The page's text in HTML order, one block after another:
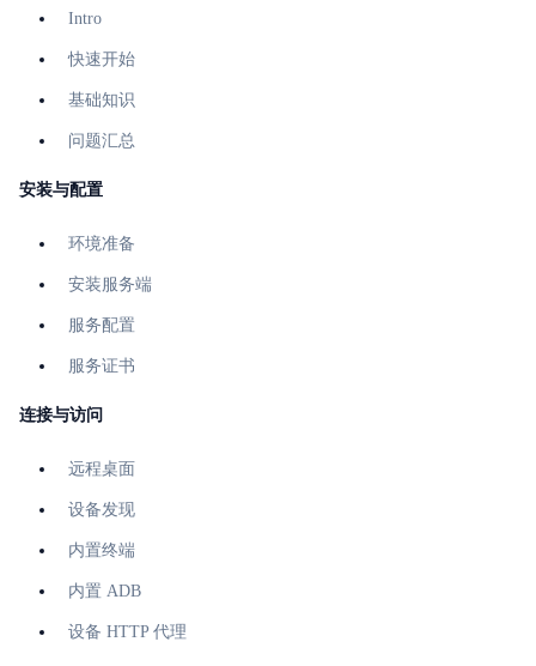
Intro
快速开始
基础知识
问题汇总
安装与配置
环境准备
安装服务端
服务配置
服务证书
连接与访问
远程桌面
设备发现
内置终端
内置 ADB
设备 HTTP 代理